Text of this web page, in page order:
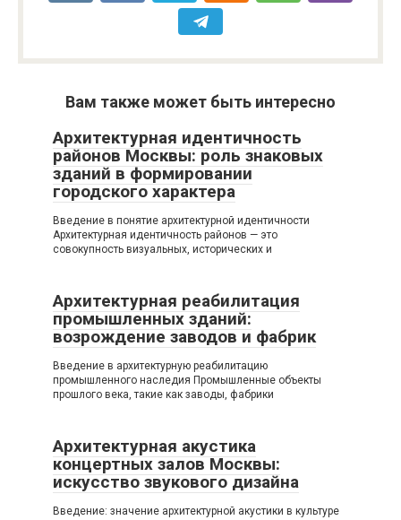
Вам также может быть интересно
Архитектурная идентичность
районов Москвы: роль знаковых
зданий в формировании
городского характера
Введение в понятие архитектурной идентичности
Архитектурная идентичность районов — это
совокупность визуальных, исторических и
Архитектурная реабилитация
промышленных зданий:
возрождение заводов и фабрик
Введение в архитектурную реабилитацию
промышленного наследия Промышленные объекты
прошлого века, такие как заводы, фабрики
Архитектурная акустика
концертных залов Москвы:
искусство звукового дизайна
Введение: значение архитектурной акустики в культуре